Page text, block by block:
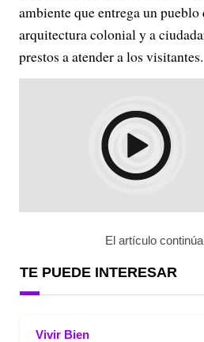
ambiente que entrega un pueblo
arquitectura colonial y a
prestos a atender a los visitantes.
El artículo
TE PUEDE INTERESAR
Vivir Bien